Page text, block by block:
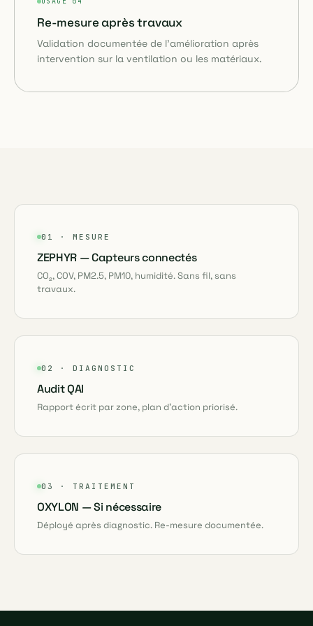
Re-mesure après travaux
Validation documentée de l'amélioration après
intervention sur la ventilation ou les matériaux.
01 · MESURE
ZEPHYR — Capteurs connectés
CO₂, COV, PM2.5, PM10, humidité. Sans fil, sans
travaux.
02 · DIAGNOSTIC
Audit QAI
Rapport écrit par zone, plan d'action priorisé.
03 · TRAITEMENT
OXYLON — Si nécessaire
Déployé après diagnostic. Re-mesure documentée.